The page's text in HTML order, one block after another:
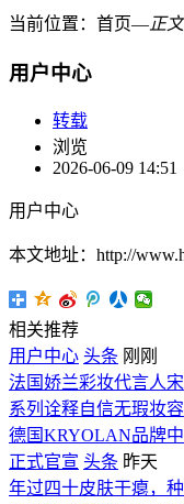
当前位置： 首页―正文
用户中心
转载
浏览
2026-06-09 14:51
用户中心
本文地址：http://
相关推荐
用户中心 头条 刚刚
法国娇兰彩妆代言人
系列诠释自信无瑕妆容
德国KRYOLAN品牌
正式官宣 头条 昨天
年过四十皮肤干瘪，